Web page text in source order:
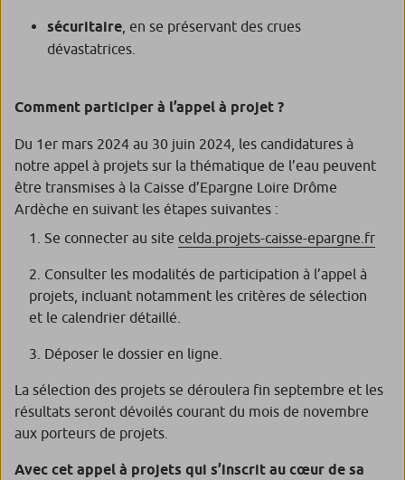
sécuritaire , en se préservant des crues
dévastatrices.
Comment participer à l’appel à projet ?
Du 1er mars 2024 au 30 juin 2024, les candidatures à
notre appel à projets sur la thématique de l’eau peuvent
être transmises à la Caisse d’Epargne Loire Drôme
Ardèche en suivant les étapes suivantes :
Se connecter au site celda.projets-caisse-epargne.fr
Consulter les modalités de participation à l’appel à
projets, incluant notamment les critères de sélection
et le calendrier détaillé.
Déposer le dossier en ligne.
La sélection des projets se déroulera fin septembre et les
résultats seront dévoilés courant du mois de novembre
aux porteurs de projets.
Avec cet appel à projets qui s’inscrit au cœur de sa